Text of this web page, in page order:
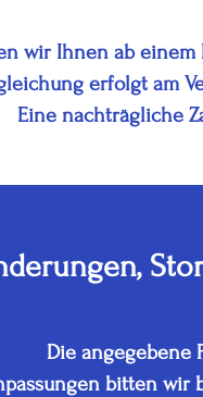
wir Ihnen ab einem
erfolgt am
Eine nachträgliche
Die angegebene
bitten wir